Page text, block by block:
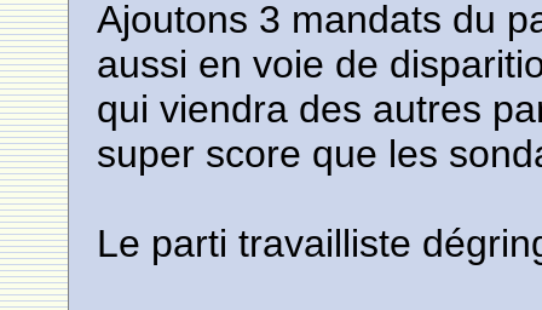
Ajoutons 3 mandats du
aussi en voie de
qui viendra des autres
super score que les
Le parti travailliste